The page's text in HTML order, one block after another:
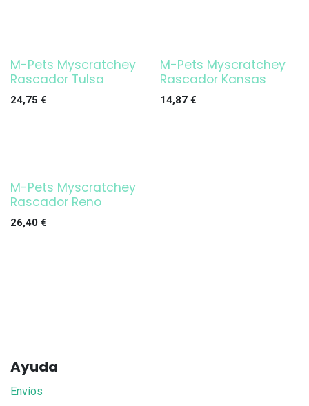
M-Pets Myscratchey
Rascador Tulsa
24,75 €
M-Pets Myscratchey
Rascador Kansas
14,87€
M-Pets Myscratchey
Rascador Reno
26,40 €
Ayuda
Envíos